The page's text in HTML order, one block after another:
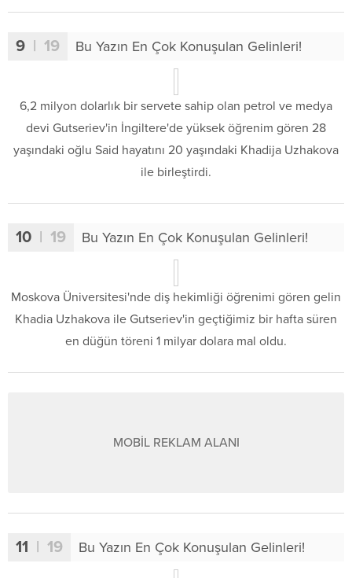
9 | 19 Bu Yazın En Çok Konuşulan Gelinleri!
6,2 milyon dolarlık bir servete sahip olan petrol ve medya
devi Gutseriev'in İngiltere'de yüksek öğrenim gören 28
yaşındaki oğlu Said hayatını 20 yaşındaki Khadija Uzhakova
ile birleştirdi.
10 | 19 Bu Yazın En Çok Konuşulan Gelinleri!
Moskova Üniversitesi'nde diş hekimliği öğrenimi gören gelin
Khadia Uzhakova ile Gutseriev'in geçtiğimiz bir hafta süren
en düğün töreni 1 milyar dolara mal oldu.
MOBİL REKLAM ALANI
11 | 19 Bu Yazın En Çok Konuşulan Gelinleri!